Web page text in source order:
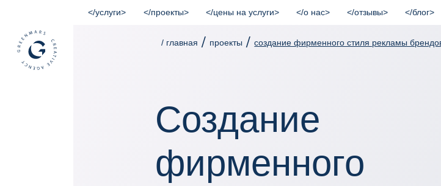
услуги проекты цены на услуги о нас отзывы блог
/ главная / проекты /создание фирменного стиля рекламы
Создание
фирменного